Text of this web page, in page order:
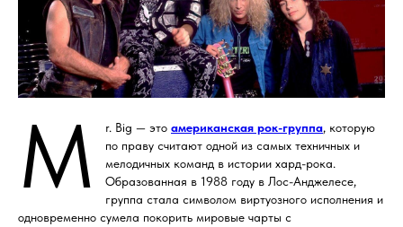
M r. Big — это американская рок-группа, которую
по праву считают одной из самых техничных и
мелодичных команд в истории хард-рока.
Образованная в 1988 году в Лос-Анджелесе,
группа стала символом виртуозного исполнения и
одновременно сумела покорить мировые чарты с